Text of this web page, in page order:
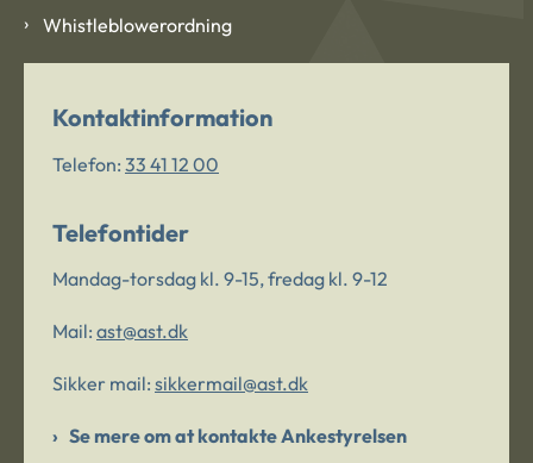
Whistleblowerordning
Kontaktinformation
Telefon: 33 41 12 00
Telefontider
Mandag-torsdag kl. 9-15, fredag kl. 9-12
Mail: ast@ast.dk
Sikker mail: sikkermail@ast.dk
Se mere om at kontakte Ankestyrelsen